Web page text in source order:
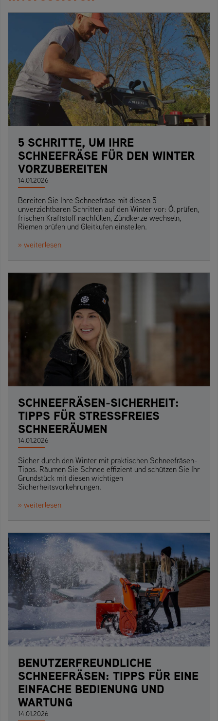
5 SCHRITTE, UM IHRE
SCHNEEFRÄSE FÜR DEN WINTER
VORZUBEREITEN
14.01.2026
Bereiten Sie Ihre Schneefräse mit diesen 5
unverzichtbaren Schritten auf den Winter vor: Öl prüfen,
frischen Kraftstoff nachfüllen, Zündkerze wechseln,
Riemen prüfen und Gleitkufen einstellen.
» weiterlesen
SCHNEEFRÄSEN-SICHERHEIT:
TIPPS FÜR STRESSFREIES
SCHNEERÄUMEN
14.01.2026
Sicher durch den Winter mit praktischen Schneefräsen-
Tipps. Räumen Sie Schnee effizient und schützen Sie Ihr
Grundstück mit diesen wichtigen
Sicherheitsvorkehrungen.
» weiterlesen
BENUTZERFREUNDLICHE
SCHNEEFRÄSEN: TIPPS FÜR EINE
EINFACHE BEDIENUNG UND
WARTUNG
14.01.2026